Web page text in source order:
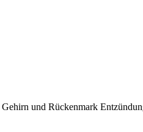
und Rückenmark